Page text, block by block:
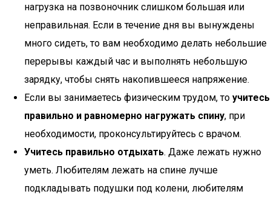
нагрузка на позвоночник слишком большая или
неправильная. Если в течение дня вы вынуждены
много сидеть, то вам необходимо делать небольшие
перерывы каждый час и выполнять небольшую
зарядку, чтобы снять накопившееся напряжение.
Если вы занимаетесь физическим трудом, то учитесь
правильно и равномерно нагружать спину, при
необходимости, проконсультируйтесь с врачом.
Учитесь правильно отдыхать. Даже лежать нужно
уметь. Любителям лежать на спине лучше
подкладывать подушки под колени, любителям